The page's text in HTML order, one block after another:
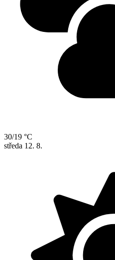
30/19 °C
středa 12. 8.